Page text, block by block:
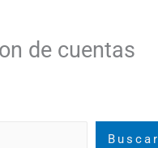
de cuentas
Buscar